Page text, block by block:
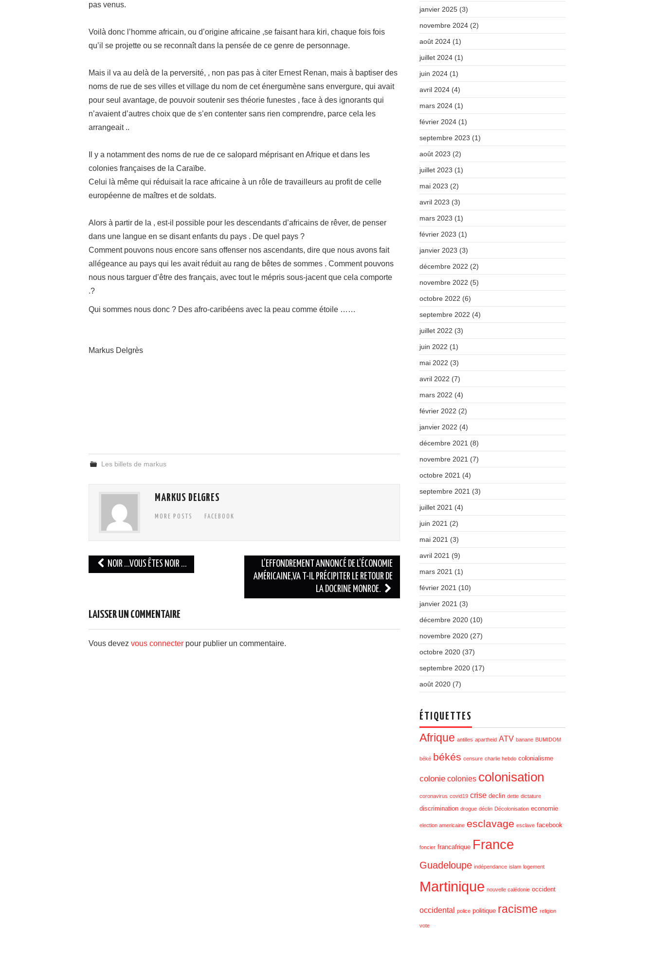
pas venus.
Voilà donc l’homme africain, ou d’origine africaine ,se faisant hara kiri, chaque fois fois
qu’il se projette ou se reconnaît dans la pensée de ce genre de personnage.
Mais il va au delà de la perversité, , non pas pas à citer Ernest Renan, mais à baptiser des
noms de rue de ses villes et village du nom de cet énergumène sans envergure, qui avait
pour seul avantage, de pouvoir soutenir ses théorie funestes , face à des ignorants qui
n’avaient d’autres choix que de s’en contenter sans rien comprendre, parce cela les
arrangeait ..
Il y a notamment des noms de rue de ce salopard méprisant en Afrique et dans les
colonies françaises de la Caraïbe.
Celui là même qui réduisait la race africaine à un rôle de travailleurs au profit de celle
européenne de maîtres et de soldats.
Alors à partir de la , est-il possible pour les descendants d’africains de rêver, de penser
dans une langue en se disant enfants du pays . De quel pays ?
Comment pouvons nous encore sans offenser nos ascendants, dire que nous avons fait
allégeance au pays qui les avait réduit au rang de bêtes de sommes . Comment pouvons
nous nous targuer d’être des français, avec tout le mépris sous-jacent que cela comporte
.?
Qui sommes nous donc ? Des afro-caribéens avec la peau comme étoile ……
Markus Delgrès
Les billets de markus
MARKUS DELGRES
MORE POSTS FACEBOOK
Navigation
des
NOIR …VOUS ÊTES NOIR …
L’EFFONDREMENT ANNONCÉ DE L’ÉCONOMIE
AMÉRICAINE,VA T-IL PRÉCIPITER LE RETOUR DE
LA DOCRINE MONROE.
LAISSER UN COMMENTAIRE
Vous devez vous connecter pour publier un commentaire.
janvier 2025 (3)
novembre 2024 (2)
août 2024 (1)
juillet 2024 (1)
juin 2024 (1)
avril 2024 (4)
mars 2024 (1)
février 2024 (1)
septembre 2023 (1)
août 2023 (2)
juillet 2023 (1)
mai 2023 (2)
avril 2023 (3)
mars 2023 (1)
février 2023 (1)
janvier 2023 (3)
décembre 2022 (2)
novembre 2022 (5)
octobre 2022 (6)
septembre 2022 (4)
juillet 2022 (3)
juin 2022 (1)
mai 2022 (3)
avril 2022 (7)
mars 2022 (4)
février 2022 (2)
janvier 2022 (4)
décembre 2021 (8)
novembre 2021 (7)
octobre 2021 (4)
septembre 2021 (3)
juillet 2021 (4)
juin 2021 (2)
mai 2021 (3)
avril 2021 (9)
mars 2021 (1)
février 2021 (10)
janvier 2021 (3)
décembre 2020 (10)
novembre 2020 (27)
octobre 2020 (37)
septembre 2020 (17)
août 2020 (7)
ÉTIQUETTES
Afrique antilles apartheid ATV banane BUMIDOM
béké békés censure charlie hebdo colonialisme
colonie colonies colonisation
coronavirus covid19 crise declin dette dictature
discrimination drogue déclin Décolonisation economie
election americaine esclavage esclave facebook
foncier francafrique France
Guadeloupe indépendance islam logement
Martinique nouvelle calédonie occident
occidental police politique racisme religion
vote